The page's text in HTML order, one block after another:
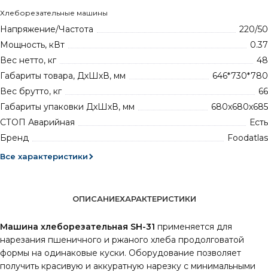
Хлеборезательные машины
Напряжение/Частота
220/50
Мощность, кВт
0.37
Вес нетто, кг
48
Габариты товара, ДхШхВ, мм
646*730*780
Вес брутто, кг
66
Габариты упаковки ДхШхВ, мм
680х680х685
СТОП Аварийная
Есть
Бренд
Foodatlas
Все характеристики
ОПИСАНИЕХАРАКТЕРИСТИКИ
Машина хлеборезательная SH-31 применяется для
нарезания пшеничного и ржаного хлеба продолговатой
формы на одинаковые куски. Оборудование позволяет
получить красивую и аккуратную нарезку с минимальными